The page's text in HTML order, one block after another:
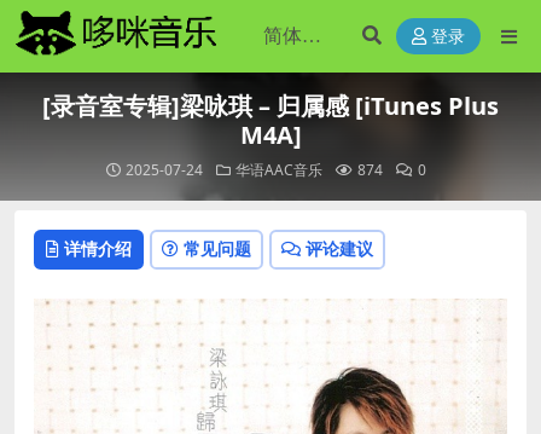
登录
[录音室专辑]梁咏琪 – 归属感 [iTunes Plus
M4A]
2025-07-24 华语AAC音乐 874 0
详情介绍 常见问题 评论建议